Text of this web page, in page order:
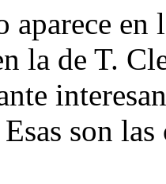
aparece
la de T.
son